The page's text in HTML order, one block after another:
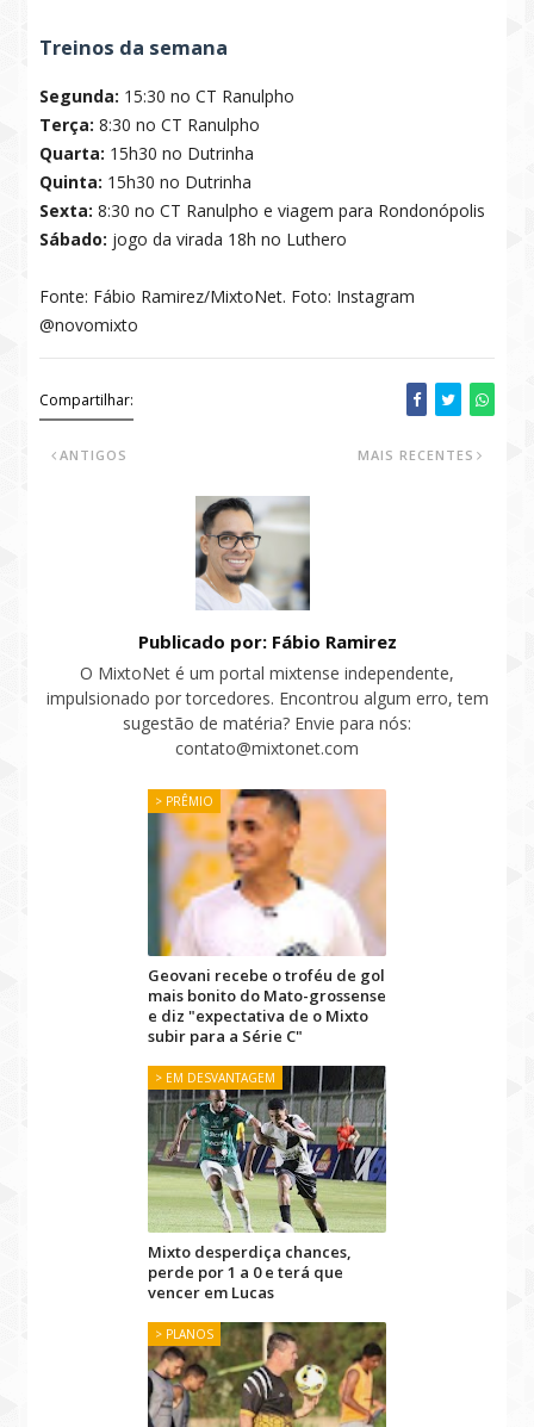
Treinos da semana
Segunda: 15:30 no CT Ranulpho
Terça: 8:30 no CT Ranulpho
Quarta: 15h30 no Dutrinha
Quinta: 15h30 no Dutrinha
Sexta: 8:30 no CT Ranulpho e viagem para Rondonópolis
Sábado: jogo da virada 18h no Luthero
Fonte: Fábio Ramirez/MixtoNet. Foto: Instagram
@novomixto
Compartilhar:
MAIS RECENTES
ANTIGOS
Publicado por: Fábio Ramirez
O MixtoNet é um portal mixtense independente,
impulsionado por torcedores. Encontrou algum erro, tem
sugestão de matéria? Envie para nós:
contato@mixtonet.com
> PRÊMIO
Geovani recebe o troféu de gol
mais bonito do Mato-grossense
e diz "expectativa de o Mixto
subir para a Série C"
> EM DESVANTAGEM
Mixto desperdiça chances,
perde por 1 a 0 e terá que
vencer em Lucas
> PLANOS